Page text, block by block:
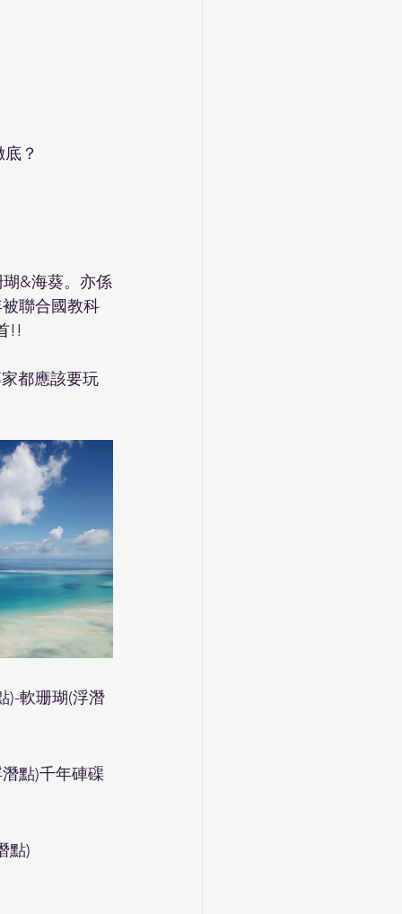
？
&海葵。亦係
聯合國教科
!!
都應該要玩
)-軟珊瑚(浮潛
點)千年硨磲
點)